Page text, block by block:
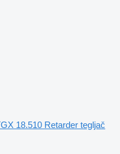
18.510 Retarder tegljač